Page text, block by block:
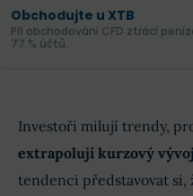
Obchodujte u XTB
Při obchodování CFD ztrácí
77 % účtů.
Investoři milují trendy,
extrapolují kurzový vývoj
tendenci představovat si,